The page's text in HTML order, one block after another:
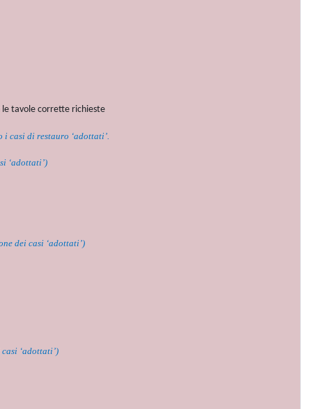
tavole corrette richieste
casi di restauro ‘adottati’.
‘adottati’)
dei casi ‘adottati’)
‘adottati’)